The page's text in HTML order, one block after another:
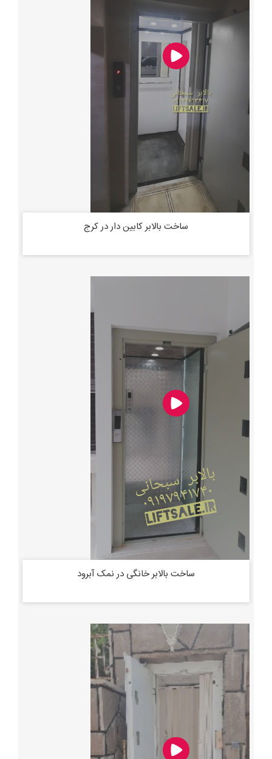
ساخت بالابر کابین دار در کرج
ساخت بالابر خانگی در نمک آبرود